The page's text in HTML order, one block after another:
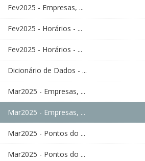
Fev2025 - Empresas, ...
Fev2025 - Horários - ...
Fev2025 - Horários - ...
Dicionário de Dados - ...
Mar2025 - Empresas, ...
Mar2025 - Empresas, ...
Mar2025 - Pontos do ...
Mar2025 - Pontos do ...